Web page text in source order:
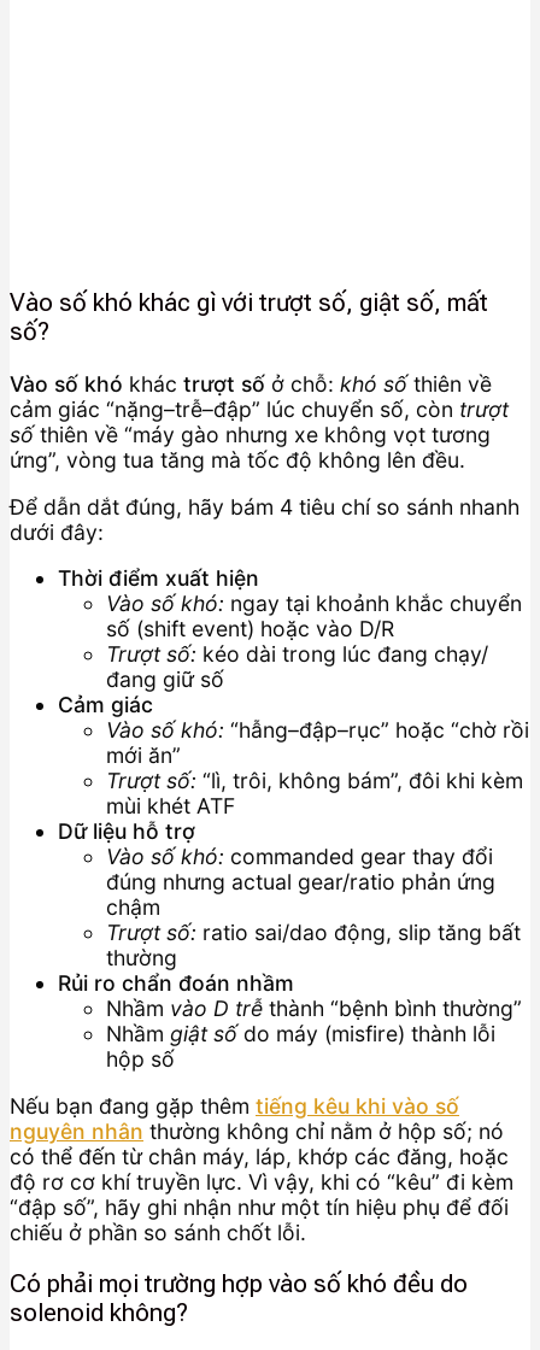
Vào số khó khác gì với trượt số, giật số, mất
số?
Vào số khó khác trượt số ở chỗ: khó sốthiên về
cảm giác “nặng–trễ–đập” lúc chuyển số, còn trượt
sốthiên về “máy gào nhưng xe không vọt tương
ứng”, vòng tua tăng mà tốc độ không lên đều.
Để dẫn dắt đúng, hãy bám 4 tiêu chí so sánh nhanh
dưới đây:
Thời điểm xuất hiện
Vào số khó: ngay tại khoảnh khắc chuyển
số (shift event) hoặc vào D/R
Trượt số: kéo dài trong lúc đang chạy/
đang giữ số
Cảm giác
Vào số khó: “hẫng–đập–rục” hoặc “chờ rồi
mới ăn”
Trượt số: “lì, trôi, không bám”, đôi khi kèm
mùi khét ATF
Dữ liệu hỗ trợ
Vào số khó: commanded gear thay đổi
đúng nhưng actual gear/ratio phản ứng
chậm
Trượt số: ratio sai/dao động, slip tăng bất
thường
Rủi ro chẩn đoán nhầm
Nhầm vào D trễ thành “bệnh bình thường”
Nhầm giật sốdo máy (misfire) thành lỗi
hộp số
Nếu bạn đang gặp thêm tiếng kêu khi vào số
nguyên nhân thường không chỉ nằm ở hộp số; nó
có thể đến từ chân máy, láp, khớp các đăng, hoặc
độ rơ cơ khí truyền lực. Vì vậy, khi có “kêu” đi kèm
“đập số”, hãy ghi nhận như một tín hiệu phụ để đối
chiếu ở phần so sánh chốt lỗi.
Có phải mọi trường hợp vào số khó đều do
solenoid không?